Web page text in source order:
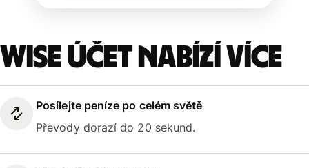
Wise účet nabízí více
Posílejte peníze po celém světě
Převody dorazí do 20 sekund.